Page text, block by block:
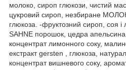
молоко, сироп глюкози, чистий
цукровий сироп, незбиране
глюкоза. -фруктозний сироп, соя і
SAHNE порошок, цедра
концентрат лимонного соку,
екстракт gersten , глюкоза,
концентрат вишневого соку,